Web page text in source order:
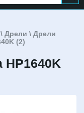
\ Дрели \ Дрели
(2)
HP1640K